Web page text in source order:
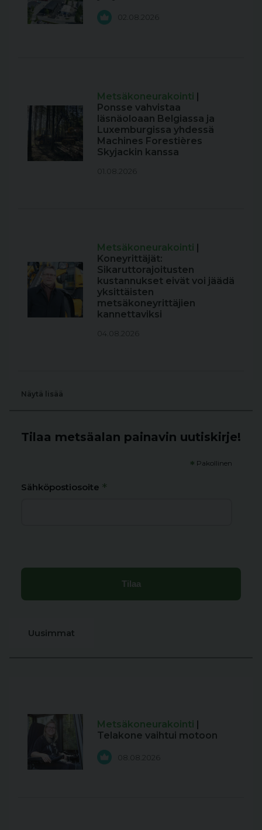
02.08.2026
Metsäkoneurakointi |
Ponsse vahvistaa
läsnäoloaan Belgiassa ja
Luxemburgissa yhdessä
Machines Forestières
Skyjackin kanssa
01.08.2026
Metsäkoneurakointi |
Koneyrittäjät:
Sikaruttorajoitusten
kustannukset eivät voi jäädä
yksittäisten
metsäkoneyrittäjien
kannettaviksi
04.08.2026
Näytä lisää
Tilaa metsäalan painavin uutiskirje!
* Pakollinen
Sähköpostiosoite *
Uusimmat
Metsäkoneurakointi |
Telakone vaihtui motoon
08.08.2026